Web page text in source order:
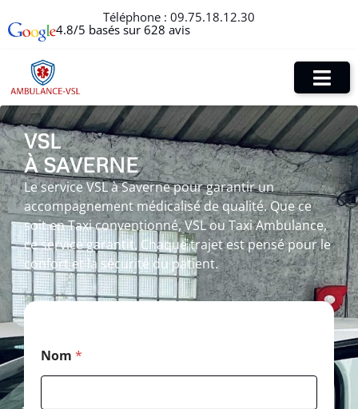
Téléphone : 09.75.18.12.30
4.8/5 basés sur 628 avis
VSL
À SAVERNE
Le service VSL à Saverne pour garantir un
accompagnement médicalisé de qualité. Que ce
soit en Taxi conventionné, VSL ou Taxi Ambulance,
ce service garantit. Chaque trajet est pensé pour le
confort et la sécurité du patient.
Nom *
*
P
o
s